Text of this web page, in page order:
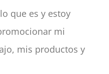
que es y estoy
mi
mis productos y